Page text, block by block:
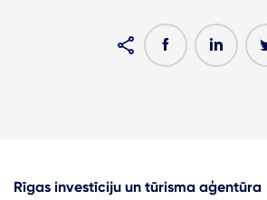
Rīgas investīciju un tūrisma aģentūra